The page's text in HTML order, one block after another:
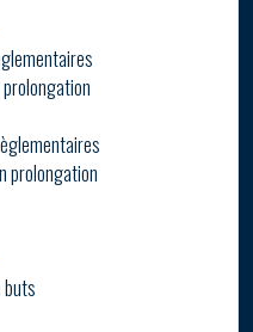
prolongation
prolongation
buts